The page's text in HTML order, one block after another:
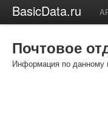
BasicData.ru
Почтовое
Информация по данному